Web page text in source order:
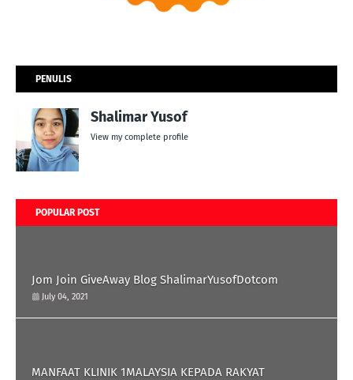
PENULIS
Shalimar Yusof
View my complete profile
POPULAR POST
Jom Join GiveAway Blog ShalimarYusofDotcom
July 04, 2021
MANFAAT KLINIK 1MALAYSIA KEPADA RAKYAT